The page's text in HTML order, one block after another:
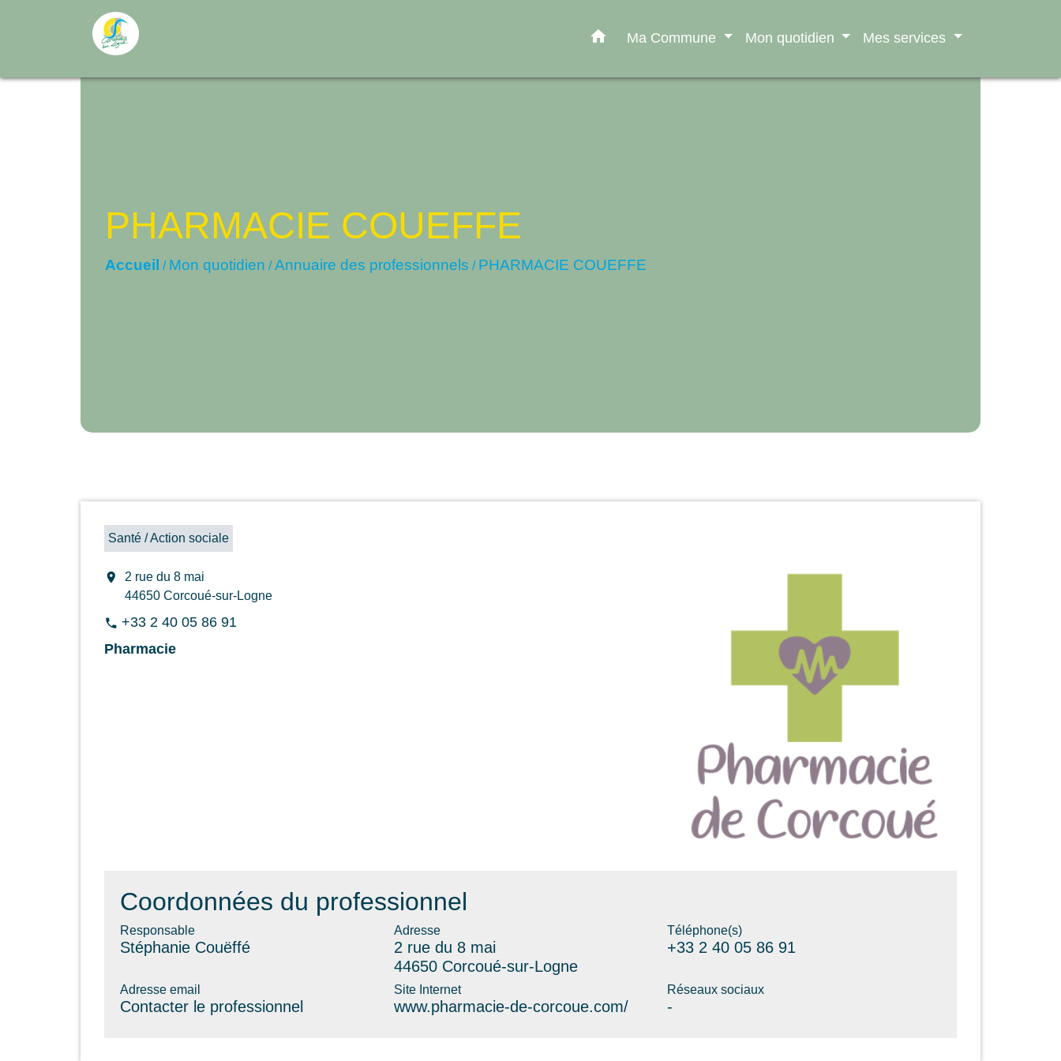
home Ma Commune Mon quotidien Mes services
PHARMACIE COUEFFE
Accueil / Mon quotidien /Annuaire des professionnels / PHARMACIE COUEFFE
Santé / Action sociale
location_on
2 rue du 8 mai
44650 Corcoué-sur-Logne
phone +33 2 40 05 86 91
Pharmacie
Coordonnées du professionnel
Responsable
Stéphanie Couëffé
Adresse
2 rue du 8 mai
44650 Corcoué-sur-Logne
Téléphone(s)
+33 2 40 05 86 91
Adresse email
Contacter le professionnel
Site Internet
www.pharmacie-de-corcoue.com/
Réseaux sociaux
-